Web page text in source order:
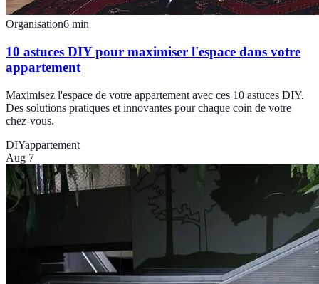
Organisation6 min
10 astuces DIY pour maximiser l'espace dans votre
appartement
Maximisez l'espace de votre appartement avec ces 10 astuces DIY.
Des solutions pratiques et innovantes pour chaque coin de votre
chez-vous.
DIYappartement
Aug 7